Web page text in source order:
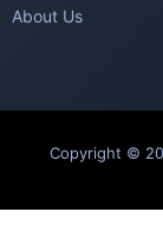
About Us
Copyright ©